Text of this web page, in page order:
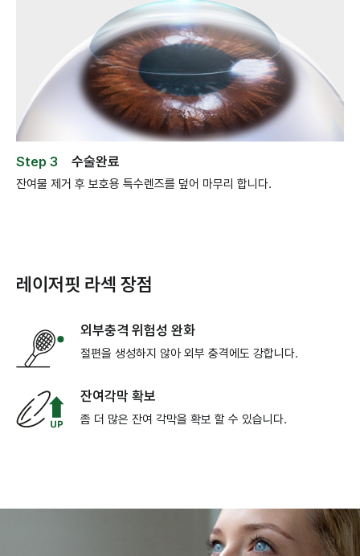
Step 3 수술완료
잔여물 제거 후 보호용 특수렌즈를 덮어 마무리 합니다.
레이저핏 라섹 장점
외부충격 위험성 완화
절편을 생성하지 않아 외부 충격에도 강합니다.
잔여각막 확보
좀 더 많은 잔여 각막을 확보 할 수 있습니다.
수집하는 개인정보
이름, 연락처
개인정보 수집이용 목적
밝은눈안과의원에 상담신청을 위한 정보 수집
개인정보 보유 및 이용기간
수집 및 이용 목적 달성 시까지 보유하며 해당 목적이 달성되면